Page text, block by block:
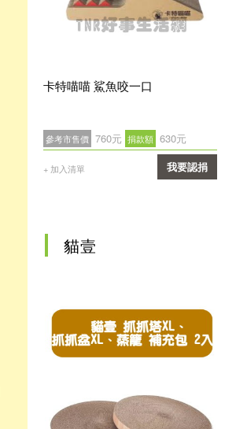
卡特喵喵 鯊魚咬一口
參考市售價 760元 捐款額 630元
+ 加入清單 我要認捐
貓壹